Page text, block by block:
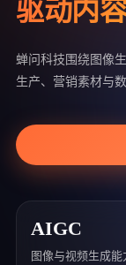
驱动内
蝉问科技围绕图像
生产、营销素材与
AIGC
图像与视频生成能